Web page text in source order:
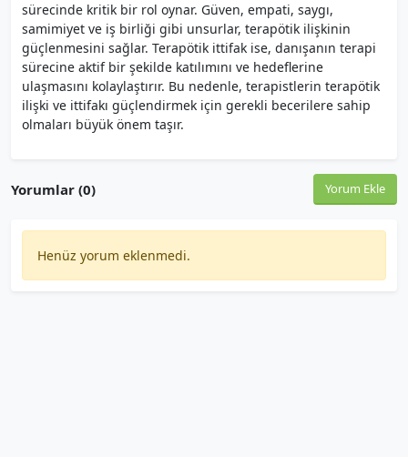
sürecinde kritik bir rol oynar. Güven, empati, saygı,
samimiyet ve iş birliği gibi unsurlar, terapötik ilişkinin
güçlenmesini sağlar. Terapötik ittifak ise, danışanın terapi
sürecine aktif bir şekilde katılımını ve hedeflerine
ulaşmasını kolaylaştırır. Bu nedenle, terapistlerin terapötik
ilişki ve ittifakı güçlendirmek için gerekli becerilere sahip
olmaları büyük önem taşır.
Yorumlar (0) Yorum Ekle
Henüz yorum eklenmedi.